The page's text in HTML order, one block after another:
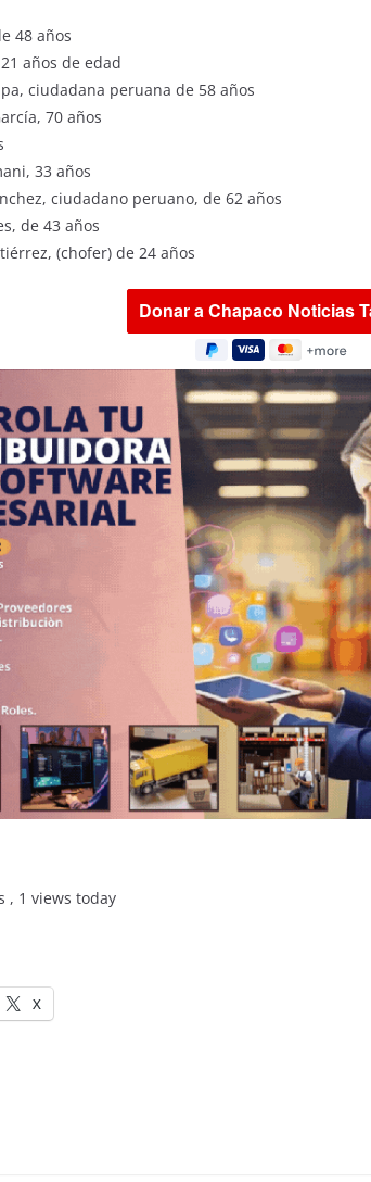
48 años
años de edad
ciudadana peruana de 58 años
70 años
33 años
ciudadano peruano, de 62 años
de 43 años
(chofer) de 24 años
, 1 views today
X